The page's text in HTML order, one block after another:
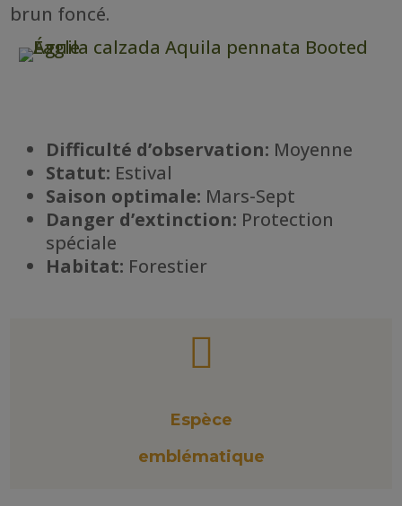
brun foncé.
Difficulté d’observation: Moyenne
Statut: Estival
Saison optimale: Mars-Sept
Danger d’extinction: Protection
spéciale
Habitat: Forestier

Espèce
emblématique